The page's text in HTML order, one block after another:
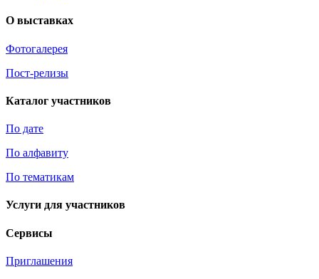
О выставках
Фотогалерея
Пост-релизы
Каталог участников
По дате
По алфавиту
По тематикам
Услуги для участников
Сервисы
Приглашения